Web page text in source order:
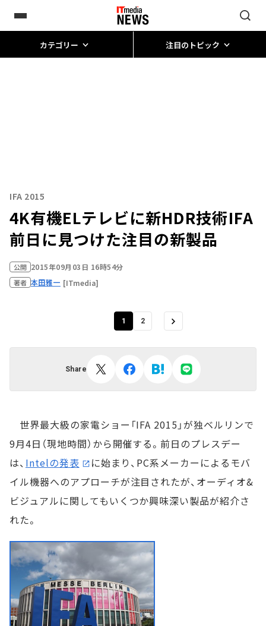
カテゴリー 注目のトピック
IFA 2015
4K有機ELテレビに新HDR技術――IFA
前日に見つけた注目の新製品
公開 2015年09月03日 16時54分
著者 本田雅一 [ITmedia]
1 2
Share
世界最大級の家電ショー「IFA 2015」が独ベルリンで
9月4日（現地時間）から開催する。前日のプレスデー
は、 Intelの発表
に始まり、PC系メーカーによるモバ
イル機器へのアプローチが注目されたが、オーディオ&
ビジュアルに関してもいくつか興味深い製品が紹介さ
れた。